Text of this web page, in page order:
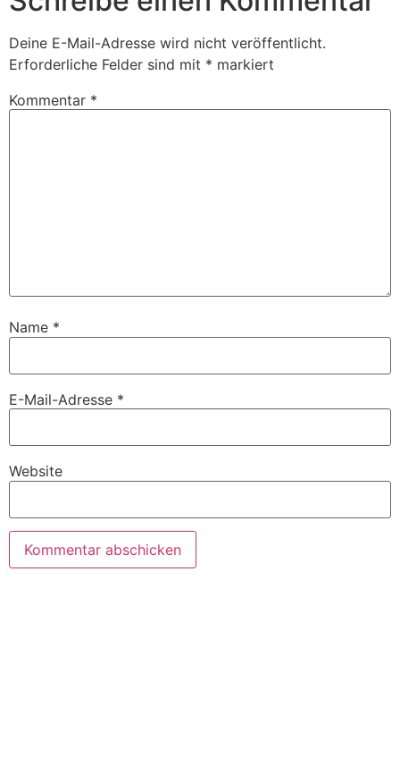
Deine E-Mail-Adresse wird nicht veröffentlicht.
Erforderliche Felder sind mit * markiert
Kommentar *
Name *
E-Mail-Adresse *
Website